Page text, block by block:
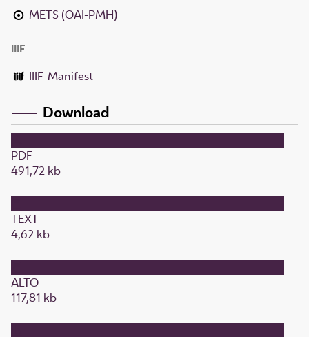
METS (OAI-PMH)
IIIF
IIIF-Manifest
Download
PDF
491,72 kb
TEXT
4,62 kb
ALTO
117,81 kb